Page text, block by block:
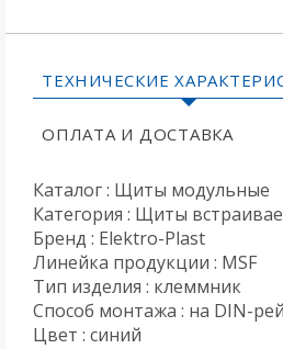
ТЕХНИЧЕСКИЕ
ОПЛАТА И ДОСТАВКА
Каталог : Щиты модульные
Категория : Щиты
Бренд : Elektro-Plast
Линейка продукции : MSF
Тип изделия : клеммник
Способ монтажа : на DIN-
Цвет : синий